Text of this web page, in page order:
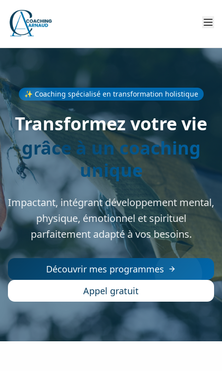
✨ Coaching spécialisé en transformation holistique
Transformez votre vie
grâce à un coaching
unique
Impactant, intégrant développement mental,
physique, émotionnel et spirituel
parfaitement adapté à vos besoins.
Découvrir mes programmes
Appel gratuit